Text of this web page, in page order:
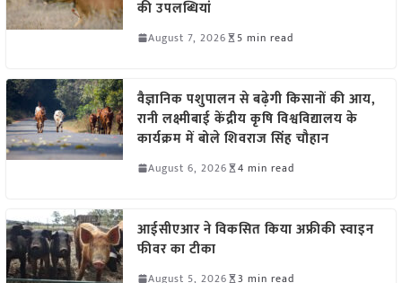
की उपलब्धियां
August 7, 2026 5 min read
वैज्ञानिक पशुपालन से बढ़ेगी किसानों की आय,
रानी लक्ष्मीबाई केंद्रीय कृषि विश्वविद्यालय के
कार्यक्रम में बोले शिवराज सिंह चौहान
August 6, 2026 4 min read
आईसीएआर ने विकसित किया अफ्रीकी स्वाइन
फीवर का टीका
August 5, 2026 3 min read